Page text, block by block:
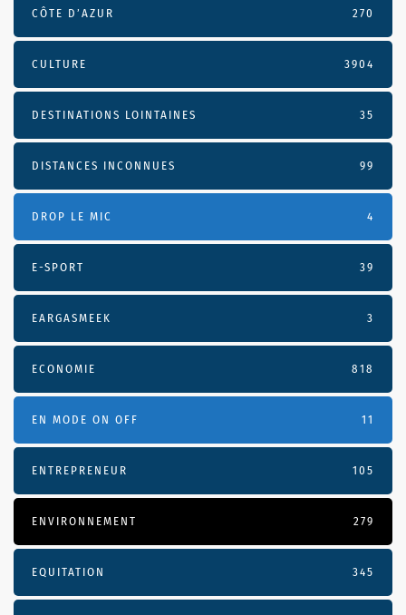
CÔTE D’AZUR 270
CULTURE 3904
DESTINATIONS LOINTAINES 35
DISTANCES INCONNUES 99
DROP LE MIC 4
E-SPORT 39
EARGASMEEK 3
ECONOMIE 818
EN MODE ON OFF 11
ENTREPRENEUR 105
ENVIRONNEMENT 279
EQUITATION 345